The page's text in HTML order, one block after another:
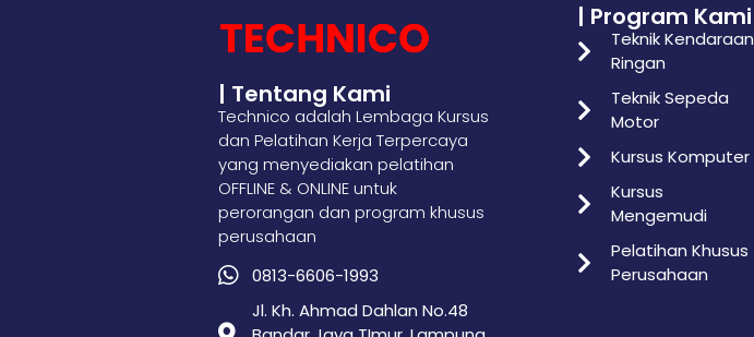
| Tentang Kami
Technico adalah Lembaga Kursus
dan Pelatihan Kerja Terpercaya
yang menyediakan pelatihan
OFFLINE & ONLINE untuk
perorangan dan program khusus
perusahaan
0813-6606-1993
Jl. Kh. Ahmad Dahlan No.48
| Program Kami
Teknik Kendaraan
Ringan
Teknik Sepeda
Motor
Kursus Komputer
Kursus
Mengemudi
Pelatihan Khusus
Perusahaan